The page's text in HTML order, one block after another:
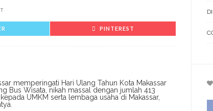
PINTEREST
memperingati Hari Ulang Tahun Kota Makassar
Bus Wisata, nikah massal dengan jumlah 413
UMKM serta lembaga usaha di Makassar,